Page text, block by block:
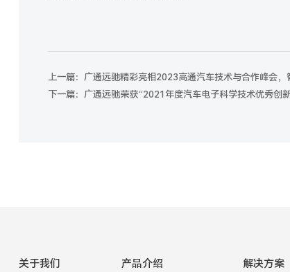
上一篇：广通远驰精彩亮相2023高通汽车技术与合作峰会
下一篇：广通远驰荣获“2021年度汽车电子科学技术优秀创
关于我们 产品介绍 解决方案